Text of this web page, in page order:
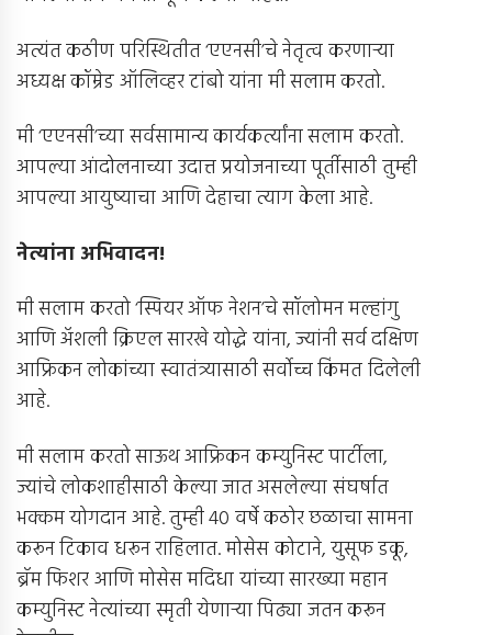
अत्यंत कठीण परिस्थितीत ‘एएनसी’चे नेतृत्व करणार्‍या
अध्यक्ष कॉम्रेड ऑलिव्हर टांबो यांना मी सलाम करतो.
मी ‘एएनसी’च्या सर्वसामान्य कार्यकर्त्यांना सलाम करतो.
आपल्या आंदोलनाच्या उदात्त प्रयोजनाच्या पूर्तीसाठी तुम्ही
आपल्या आयुष्याचा आणि देहाचा त्याग केला आहे.
नेत्यांना अभिवादन!
मी सलाम करतो ‘स्पियर ऑफ नेशन’चे सॉलोमन मल्हांगु
आणि अ‍ॅशली क्रिएल सारखे योद्धे यांना, ज्यांनी सर्व दक्षिण
आफ्रिकन लोकांच्या स्वातंत्र्यासाठी सर्वोच्च किंमत दिलेली
आहे.
मी सलाम करतो साऊथ आफ्रिकन कम्युनिस्ट पार्टीला,
ज्यांचे लोकशाहीसाठी केल्या जात असलेल्या संघर्षात
भक्कम योगदान आहे. तुम्ही 40 वर्षे कठोर छळाचा सामना
करून टिकाव धरून राहिलात. मोसेस कोटाने, युसूफ डकू,
ब्रॅम फिशर आणि मोसेस मदिधा यांच्या सारख्या महान
कम्युनिस्ट नेत्यांच्या स्मृती येणार्‍या पिढ्या जतन करून